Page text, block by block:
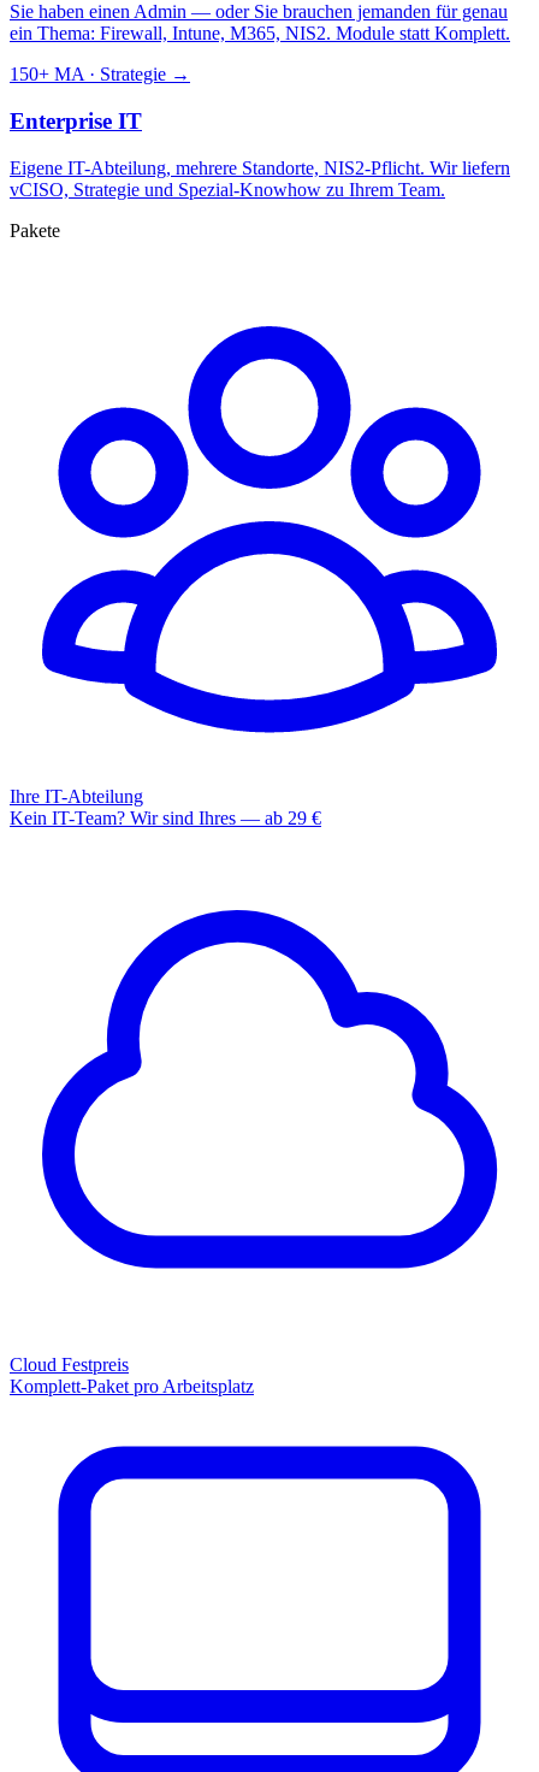
Sie haben einen Admin — oder Sie brauchen jemanden für genau
ein Thema: Firewall, Intune, M365, NIS2. Module statt Komplett.
150+ MA · Strategie →
Enterprise IT
Eigene IT-Abteilung, mehrere Standorte, NIS2-Pflicht. Wir liefern
vCISO, Strategie und Spezial-Knowhow zu Ihrem Team.
Pakete
Ihre IT-Abteilung
Kein IT-Team? Wir sind Ihres — ab 29 €
Cloud Festpreis
Komplett-Paket pro Arbeitsplatz